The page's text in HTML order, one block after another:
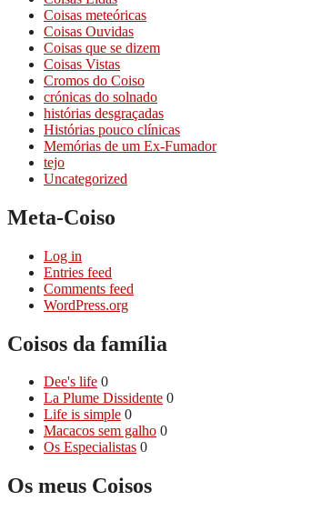
Coisas meteóricas
Coisas Ouvidas
Coisas que se dizem
Coisas Vistas
Cromos do Coiso
crónicas do solnado
histórias desgraçadas
Histórias pouco clí­nicas
Memórias de um Ex-Fumador
tejo
Uncategorized
Meta-Coiso
Log in
Entries feed
Comments feed
WordPress.org
Coisos da famí­lia
Dee's life 0
La Plume Dissidente 0
Life is simple 0
Macacos sem galho 0
Os Especialistas 0
Os meus Coisos